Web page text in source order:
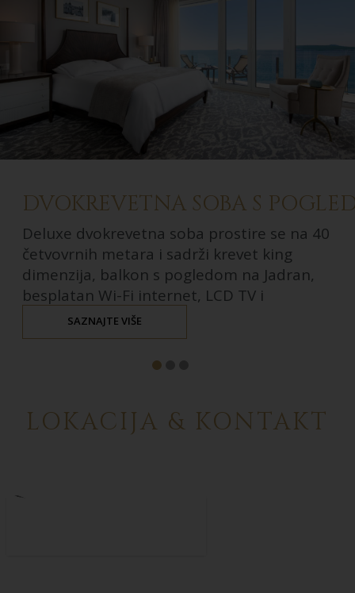
DVOKREVETNA SOBA S
Deluxe dvokrevetna soba prostire se na 40
četvovrnih metara i sadrži krevet king
dimenzija, balkon s pogledom na Jadran,
besplatan Wi-Fi internet, LCD TV i
prostranu kupaonicu.
SAZNAJTE VIŠE
LOKACIJA & KONTAKT